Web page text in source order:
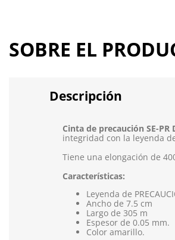
SOBRE EL
Descripción
Cinta de precaución SE-PR
integridad con la leyenda
Tiene una elongación de
Características:
Leyenda de
Ancho de 7.5 cm
Largo de 305 m
Espesor de 0.05 mm.
Color amarillo.